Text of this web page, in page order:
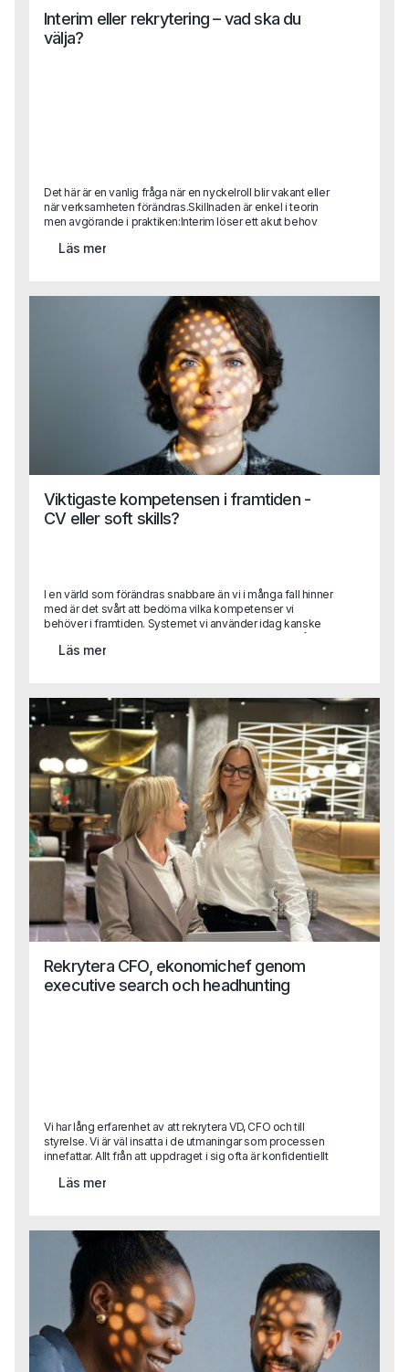
Interim eller rekrytering – vad ska du
välja?
Det här är en vanlig fråga när en nyckelroll blir vakant eller
när verksamheten förändras.Skillnaden är enkel i teorin
men avgörande i praktiken:Interim löser ett akut behov
bygger för framtiden.Det handlar inte om vilket som är
Läs mer
Viktigaste kompetensen i framtiden -
CV eller soft skills?
I en värld som förändras snabbare än vi i många fall hinner
med är det svårt att bedöma vilka kompetenser vi
behöver i framtiden. Systemet vi använder idag kanske
viktigaste process automatiserad innan året är slut. Detta
Läs mer
Rekrytera CFO, ekonomichef genom
executive search och headhunting
Vi har lång erfarenhet av att rekrytera VD, CFO och till
styrelse. Vi är väl insatta i de utmaningar som processen
innefattar. Allt från att uppdraget i sig ofta är konfidentiellt
redan sitter på en bra position. Dessutom vet vi att det
plötsligt uppstått ett behov av en specialistkompetens?
Hör av dig till oss!
Läs mer